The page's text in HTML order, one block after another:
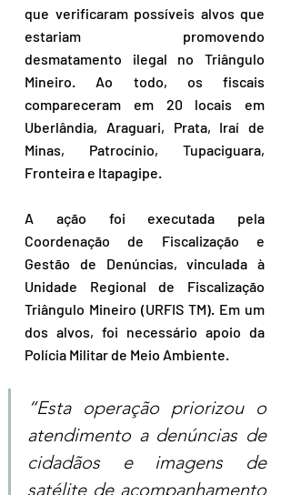
que verificaram possíveis alvos que
estariam promovendo
desmatamento ilegal no Triângulo
Mineiro. Ao todo, os fiscais
compareceram em 20 locais em
Uberlândia, Araguari, Prata, Iraí de
Minas, Patrocínio, Tupaciguara,
Fronteira e Itapagipe.
A ação foi executada pela
Coordenação de Fiscalização e
Gestão de Denúncias, vinculada à
Unidade Regional de Fiscalização
Triângulo Mineiro (URFIS TM). Em um
dos alvos, foi necessário apoio da
Polícia Militar de Meio Ambiente.
“Esta operação priorizou o
atendimento a denúncias de
cidadãos e imagens de
satélite de acompanhamento